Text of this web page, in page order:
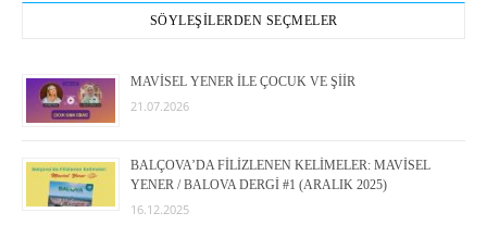
SÖYLEŞİLERDEN SEÇMELER
MAVİSEL YENER İLE ÇOCUK VE ŞİİR
21.07.2026
BALÇOVA’DA FİLİZLENEN KELİMELER: MAVİSEL
YENER / BALOVA DERGİ #1 (ARALIK 2025)
16.12.2025